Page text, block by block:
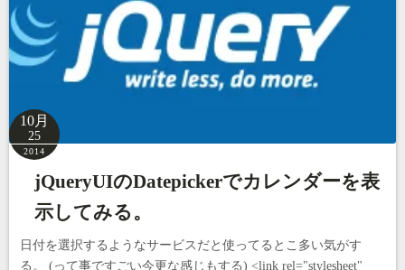
10月
25
2014
jQueryUIのDatepickerでカレンダーを表
示してみる。
日付を選択するようなサービスだと使ってるとこ多い気がす
る。 (って事ですごい今更な感じもする) <link rel="stylesheet"